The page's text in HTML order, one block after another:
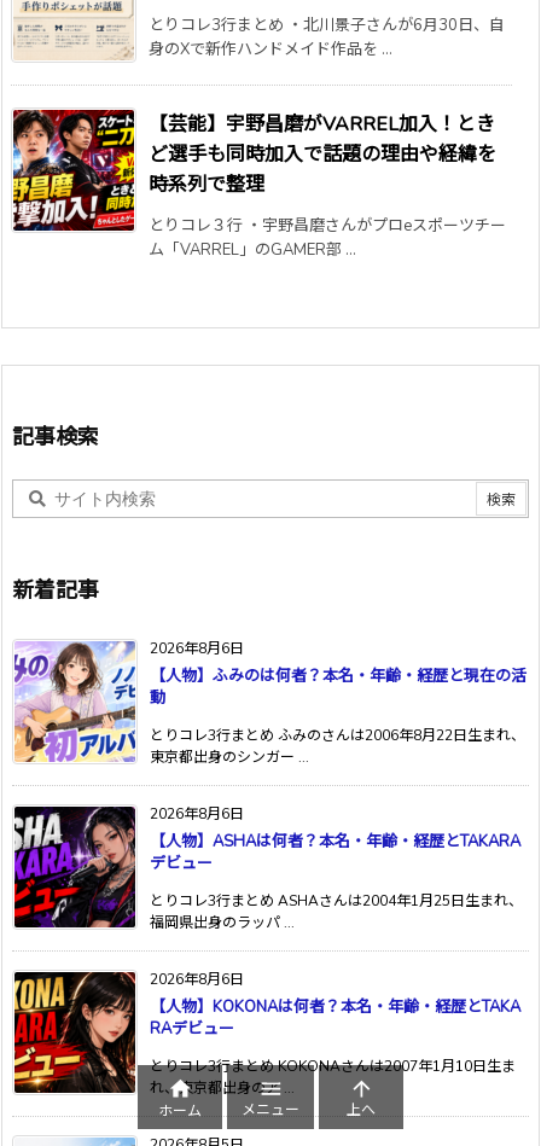
とりコレ3行まとめ ・北川景子さんが6月30日、自
身のXで新作ハンドメイド作品を ...
【芸能】宇野昌磨がVARREL加入！とき
ど選手も同時加入で話題の理由や経緯を
時系列で整理
とりコレ３行 ・宇野昌磨さんがプロeスポーツチー
ム「VARREL」のGAMER部 ...
記事検索
新着記事
2026年8月6日
【人物】ふみのは何者？本名・年齢・経歴と現在の活
動
とりコレ3行まとめ ふみのさんは2006年8月22日生まれ、
東京都出身のシンガー ...
2026年8月6日
【人物】ASHAは何者？本名・年齢・経歴とTAKARA
デビュー
とりコレ3行まとめ ASHAさんは2004年1月25日生まれ、
福岡県出身のラッパ ...
2026年8月6日
【人物】KOKONAは何者？本名・年齢・経歴とTAKA
RAデビュー
とりコレ3行まとめ KOKONAさんは2007年1月10日生ま
れ、東京都出身のア ...

ホーム

メニュー

上へ